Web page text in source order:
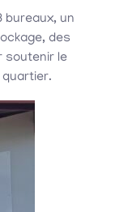
bureaux, un
des
soutenir le